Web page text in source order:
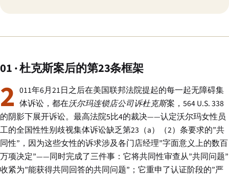
01 · 杜克斯案后的第23条框架
2 011年6月21日之后在美国联邦法院提起的每一起无障碍集
体诉讼，都在沃尔玛连锁店公司诉杜克斯案，564 U.S. 338
的阴影下展开诉讼。最高法院5比4的裁决——认定沃尔玛女性员
工的全国性性别歧视集体诉讼缺乏第23（a）（2）条要求的”共
同性”，因为这些女性的诉求涉及各门店经理”字面意义上的数百
万项决定”——同时完成了三件事：它将共同性审查从”共同问题”
收紧为”能获得共同回答的共同问题”；它重申了认证阶段的”严